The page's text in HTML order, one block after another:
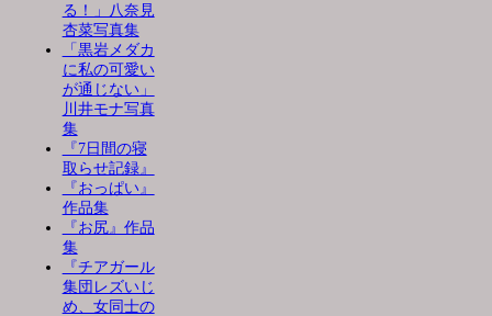
る！」八奈見
杏菜写真集
「黒岩メダカ
に私の可愛い
が通じない」
川井モナ写真
集
『7日間の寝
取らせ記録』
『おっぱい』
作品集
『お尻』作品
集
『チアガール
集団レズいじ
め、女同士の